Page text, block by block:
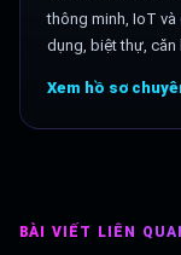
thông minh, IoT
dụng, biệt thự, căn
Xem hồ sơ
BÀI VIẾT LIÊN